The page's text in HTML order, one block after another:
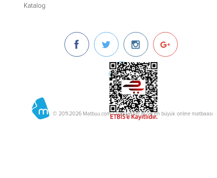
Katalog
© 2011-2026 Matbuu.com / Türkiye'nin ilk ve en büyük online matbaası